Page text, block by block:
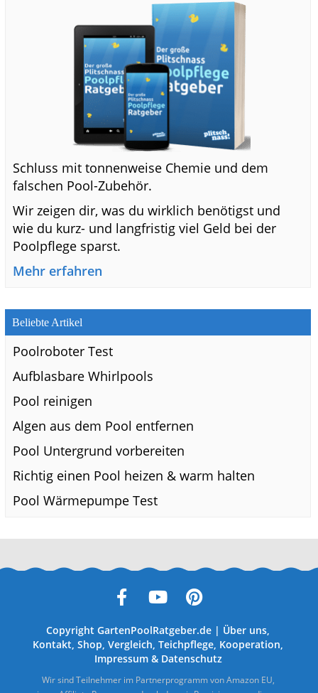
Schluss mit tonnenweise Chemie und dem
falschen Pool-Zubehör.
Wir zeigen dir, was du wirklich benötigst und
wie du kurz- und langfristig viel Geld bei der
Poolpflege sparst.
Mehr erfahren
Beliebte Artikel
Poolroboter Test
Aufblasbare Whirlpools
Pool reinigen
Algen aus dem Pool entfernen
Pool Untergrund vorbereiten
Richtig einen Pool heizen & warm halten
Pool Wärmepumpe Test
Copyright GartenPoolRatgeber.de | Über uns,
Kontakt, Shop, Vergleich, Teichpflege, Kooperation,
Impressum& Datenschutz
Wir sind Teilnehmer im Partnerprogramm von Amazon EU,